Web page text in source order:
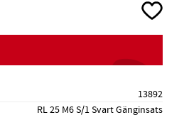
Lägg
13892
RL 25 M6 S/1 Svart Gänginsats